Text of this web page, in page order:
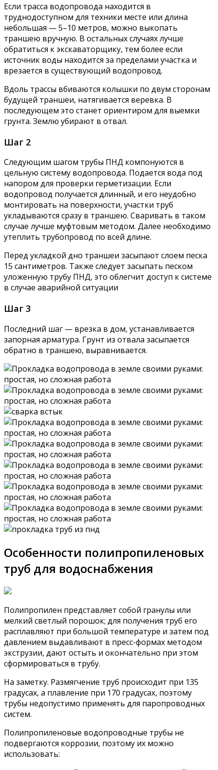
Если трасса водопровода находится в
труднодоступном для техники месте или длина
небольшая — 5–10 метров, можно выкопать
траншею вручную. В остальных случаях лучше
обратиться к экскаваторщику, тем более если
источник воды находится за пределами участка и
врезается в существующий водопровод.
Вдоль трассы вбиваются колышки по двум сторонам
будущей траншеи, натягивается веревка. В
последующем это станет ориентиром для выемки
грунта. Землю убирают в отвал.
Шаг 2
Следующим шагом трубы ПНД компонуются в
цельную систему водопровода. Подается вода под
напором для проверки герметизации. Если
водопровод получается длинный, и его неудобно
монтировать на поверхности, участки труб
укладываются сразу в траншею. Сваривать в таком
случае лучше муфтовым методом. Далее необходимо
утеплить трубопровод по всей длине.
Перед укладкой дно траншеи засыпают слоем песка
15 сантиметров. Также следует засыпать песком
уложенную трубу ПНД, это облегчит доступ к системе
в случае аварийной ситуации
Шаг 3
Последний шаг — врезка в дом, устанавливается
запорная арматура. Грунт из отвала засыпается
обратно в траншею, выравнивается.
Особенности полипропиленовых
труб для водоснабжения
Полипропилен представляет собой гранулы или
мелкий светлый порошок; для получения труб его
расплавляют при большой температуре и затем под
давлением выдавливают в пресс-формах методом
экструзии, дают остыть и окончательно при этом
сформироваться в трубу.
На заметку. Размягчение труб происходит при 135
градусах, а плавление при 170 градусах, поэтому
трубы недопустимо применять для паропроводных
систем.
Полипропиленовые водопроводные трубы не
подвергаются коррозии, поэтому их можно
использовать: